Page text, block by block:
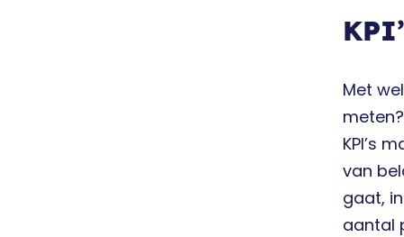
Met
KPI’s
van
gaat,
aantal